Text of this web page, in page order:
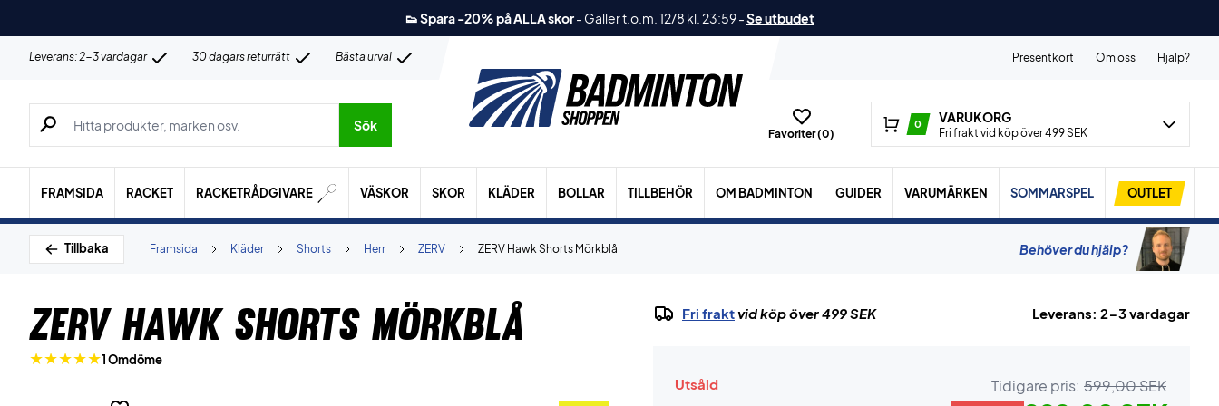
👟 Spara -20% på ALLA skor- Gäller t.o.m. 12/8 kl. 23:59-Se utbudet
Leverans: 2-3 vardagar 30 dagars returrätt Bästa urval Presentkort Om oss Hjälp?
Sök efter produkter, märken osv.
Sök
Favoriter (0)
0 VARUKORG
Fri frakt vid köp över 499 SEK
FRAMSIDA RACKET RACKETRÅDGIVARE VÄSKOR SKOR KLÄDER BOLLAR TILLBEHÖR OM BADMINTON GUIDER VARUMÄRKEN SOMMARSPEL OUTLET
Tillbaka ZERV Hawk Shorts Mörkblå
ZERV
Herr
Shorts
Kläder
Framsida Behöver du hjälp?
ZERV Hawk Shorts Mörkblå
1 Omdöme
Fri fraktvid köp över 499 SEK Leverans: 2-3 vardagar
Utsåld Tidigare pris: 599,00 SEK